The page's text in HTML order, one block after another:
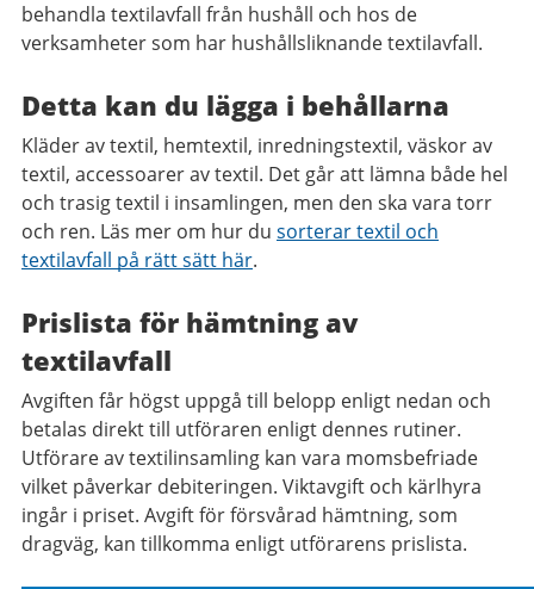
behandla textilavfall från hushåll och hos de
verksamheter som har hushållsliknande textilavfall.
Detta kan du lägga i behållarna
Kläder av textil, hemtextil, inredningstextil, väskor av
textil, accessoarer av textil. Det går att lämna både hel
och trasig textil i insamlingen, men den ska vara torr
och ren. Läs mer om hur du sorterar textil och
textilavfall på rätt sätt här.
Prislista för hämtning av
textilavfall
Avgiften får högst uppgå till belopp enligt nedan och
betalas direkt till utföraren enligt dennes rutiner.
Utförare av textilinsamling kan vara momsbefriade
vilket påverkar debiteringen. Viktavgift och kärlhyra
ingår i priset. Avgift för försvårad hämtning, som
dragväg, kan tillkomma enligt utförarens prislista.